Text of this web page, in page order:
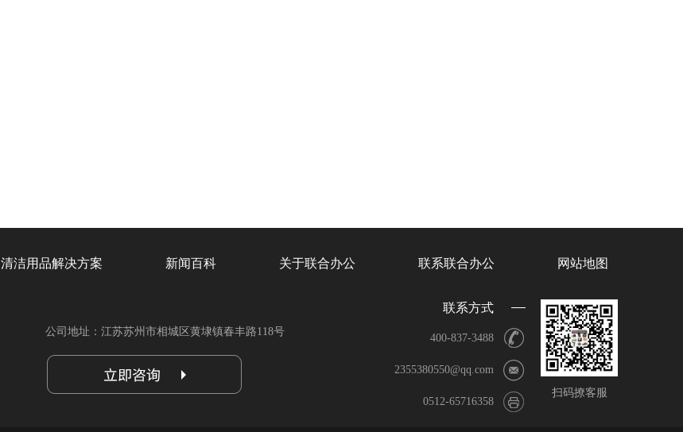
清洁用品解决方案 新闻百科 关于联合办公 联系联合办公 网站地图
联系方式
400-837-3488
2355380550@qq.com
0512-65716358
扫码撩客服
公司地址：江苏苏州市相城区黄埭镇春丰路118号